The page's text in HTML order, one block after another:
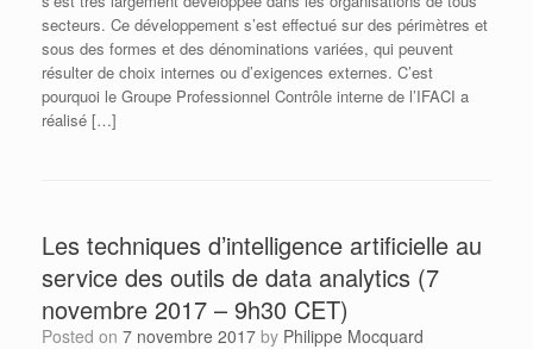
secteurs. Ce développement s’est effectué sur des périmètres et
sous des formes et des dénominations variées, qui peuvent
résulter de choix internes ou d’exigences externes. C’est
pourquoi le Groupe Professionnel Contrôle interne de l’IFACI a
réalisé […]
Les techniques d’intelligence artificielle au
service des outils de data analytics (7
novembre 2017 – 9h30 CET)
Posted on 7 novembre 2017 by Philippe Mocquard